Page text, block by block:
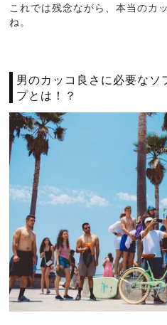
これでは残念ながら、本当のカ
ね。
男のカッコ良さに必要なソ
プとは！？